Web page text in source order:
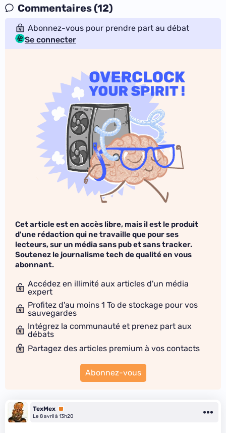
Commentaires (12)
Abonnez-vous pour prendre part au débat
Se connecter
Cet article est en accès libre, mais il est le produit
d'une rédaction qui ne travaille que pour ses
lecteurs, sur un média sans pub et sans tracker.
Soutenez le journalisme tech de qualité en vous
abonnant.
Accédez en illimité aux articles d'un média
expert
Profitez d'au moins 1 To de stockage pour vos
sauvegardes
Intégrez la communauté et prenez part aux
débats
Partagez des articles premium à vos contacts
Abonnez-vous
TexMex Premium
Le 8 avril à 13h20